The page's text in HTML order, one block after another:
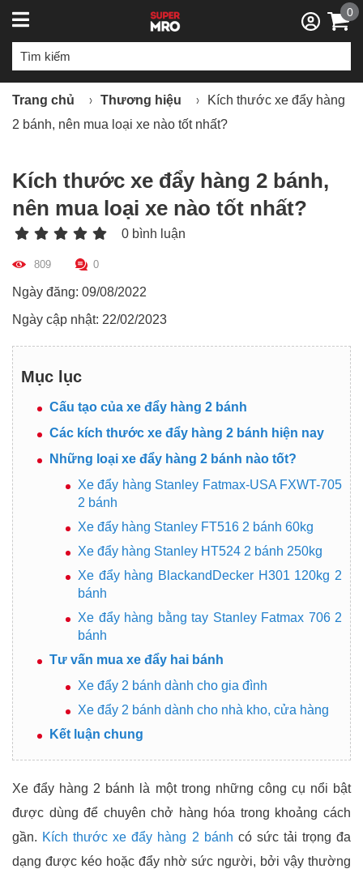
0
Trang chủ Thương hiệu
Kích thước xe đẩy hàng
2 bánh, nên mua loại xe nào tốt nhất?
Kích thước xe đẩy hàng 2 bánh,
nên mua loại xe nào tốt nhất?
0 bình luận
809 0
Ngày đăng: 09/08/2022
Ngày cập nhật: 22/02/2023
Mục lục
Cấu tạo của xe đẩy hàng 2 bánh
Các kích thước xe đẩy hàng 2 bánh hiện nay
Những loại xe đẩy hàng 2 bánh nào tốt?
Xe đẩy hàng Stanley Fatmax-USA FXWT-705
2 bánh
Xe đẩy hàng Stanley FT516 2 bánh 60kg
Xe đẩy hàng Stanley HT524 2 bánh 250kg
Xe đẩy hàng BlackandDecker H301 120kg 2
bánh
Xe đẩy hàng bằng tay Stanley Fatmax 706 2
bánh
Tư vấn mua xe đẩy hai bánh
Xe đẩy 2 bánh dành cho gia đình
Xe đẩy 2 bánh dành cho nhà kho, cửa hàng
Kết luận chung
Xe đẩy hàng 2 bánh là một trong những công cụ nổi bật
được dùng để chuyên chở hàng hóa trong khoảng cách
gần. Kích thước xe đẩy hàng 2 bánh có sức tải trọng đa
dạng được kéo hoặc đẩy nhờ sức người, bởi vậy thường